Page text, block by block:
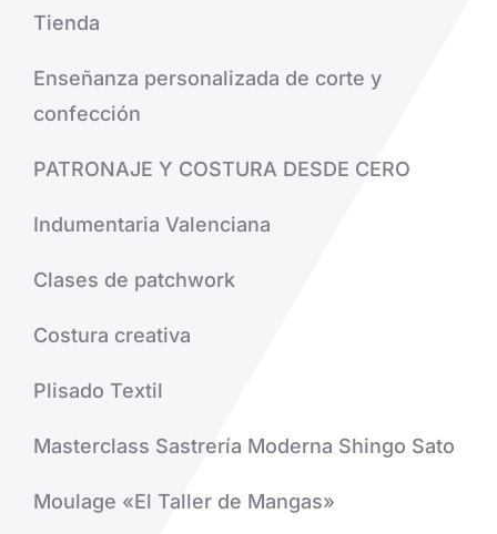
Tienda
Enseñanza personalizada de corte y
confección
PATRONAJE Y COSTURA DESDE CERO
Indumentaria Valenciana
Clases de patchwork
Costura creativa
Plisado Textil
Masterclass Sastrería Moderna Shingo Sato
Moulage «El Taller de Mangas»